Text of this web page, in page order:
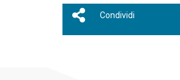
Condividi